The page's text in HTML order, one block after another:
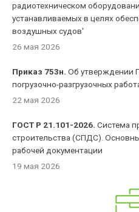
радиотехническом
устанавливаемых в целях
воздушных судов'
26 мая 2026
Приказ 753н. Об утверждении
погрузочно-разгрузочных
22 мая 2026
ГОСТ Р 21.101-2026. Система
строительства (СПДС).
рабочей документации
19 мая 2026